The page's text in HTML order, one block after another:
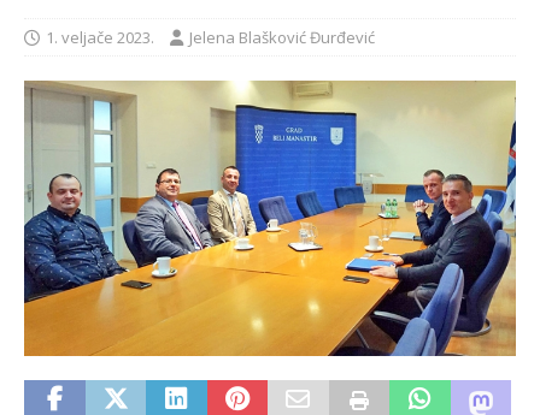
1. veljače 2023. Jelena Blašković Đurđević